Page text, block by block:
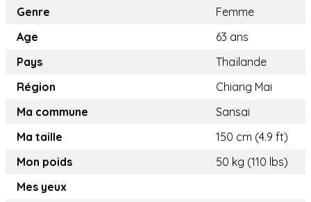
Genre
Femme
Age
63 ans
Pays
Thaïlande
Région
Chiang Mai
Ma commune
Sansai
Ma taille
150 cm (4.9 ft)
Mon poids
50 kg (110 lbs)
Mes yeux